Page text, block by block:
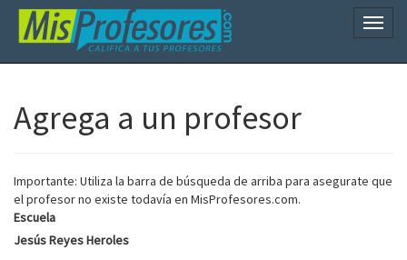
Agrega a un profesor
Importante: Utiliza la barra de búsqueda de arriba para asegurate que
el profesor no existe todavía en MisProfesores.com.
Escuela
Jesús Reyes Heroles